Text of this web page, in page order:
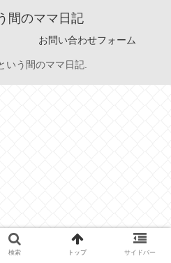
間のママ日記
お問い合わせフォーム
いう間のママ日記.
検索 トップ サイドバー